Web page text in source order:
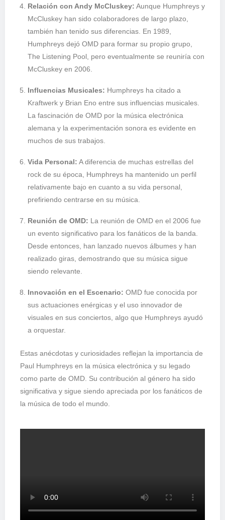
Relación con Andy McCluskey: Aunque Humphreys y
McCluskey han sido colaboradores de largo plazo,
también han tenido sus diferencias. En 1989,
Humphreys dejó OMD para formar su propio grupo,
The Listening Pool, pero eventualmente se reuniría con
McCluskey en 2006.
Influencias Musicales: Humphreys ha citado a
Kraftwerk y Brian Eno entre sus influencias musicales.
La fascinación de OMD por la música electrónica
alemana y la experimentación sonora es evidente en
muchos de sus trabajos.
Vida Personal: A diferencia de muchas estrellas del
rock de su época, Humphreys ha mantenido un perfil
relativamente bajo en cuanto a su vida personal,
prefiriendo centrarse en su música.
Reunión de OMD: La reunión de OMD en el 2006 fue
un evento significativo para los fanáticos de la banda.
Desde entonces, han lanzado nuevos álbumes y han
realizado giras, demostrando que su música sigue
siendo relevante.
Innovación en el Escenario: OMD fue conocida por
sus actuaciones enérgicas y el uso innovador de
visuales en sus conciertos, algo que Humphreys ayudó
a orquestar.
Estas anécdotas y curiosidades reflejan la importancia de
Paul Humphreys en la música electrónica y su legado
como parte de OMD. Su contribución al género ha sido
significativa y sigue siendo apreciada por los fanáticos de
la música de todo el mundo.